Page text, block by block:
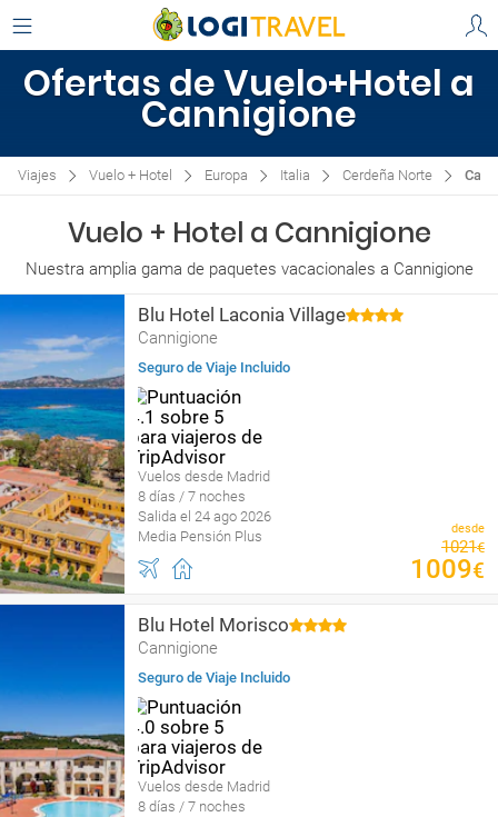
Ofertas de Vuelo+Hotel a
Cannigione
Viajes Vuelo + Hotel Europa Italia Cerdeña Norte
Vuelo + Hotel a Cannigione
Nuestra amplia gama de paquetes vacacionales a Cannigione
Blu Hotel Laconia Village
Cannigione
Seguro de Viaje Incluido
Vuelos desde Madrid
8 días / 7 noches
Salida el 24 ago 2026
Media Pensión Plus
desde
1021€
1009€
Blu Hotel Morisco
Cannigione
Seguro de Viaje Incluido
Vuelos desde Madrid
8 días / 7 noches